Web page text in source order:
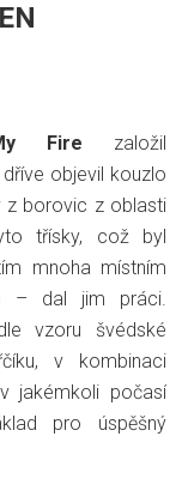
Fire založil
objevil kouzlo
z borovic z oblasti
třísky, což byl
mnoha místním
– dal jim práci.
vzoru švédské
v kombinaci
jakémkoli počasí
pro úspěšný